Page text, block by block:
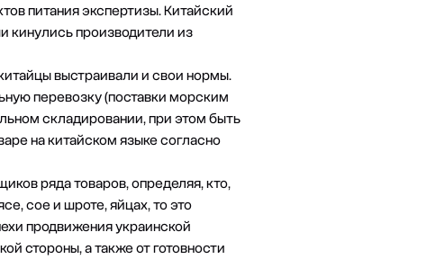
питания экспертизы. Китайский
кинулись производители из
выстраивали и свои нормы.
перевозку (поставки морским
складировании, при этом быть
на китайском языке согласно
ряда товаров, определяя, кто,
сое и шроте, яйцах, то это
продвижения украинской
стороны, а также от готовности